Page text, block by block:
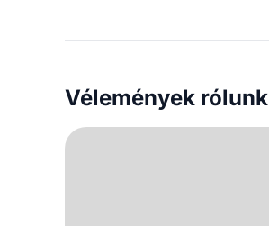
Vélemények rólunk